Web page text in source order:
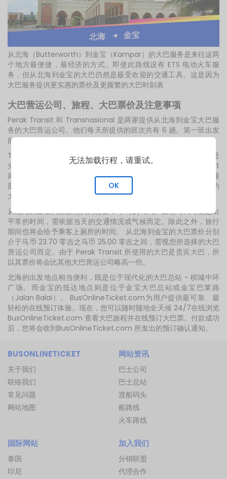
从北海（Butterworth）到金宝（Kampar）的大巴服务是来往这两
个地方最便捷，最经济的方式。即使此路线设有 ETS 电动火车服
务，但从北海到金宝的大巴仍然是最受欢迎的交通工具。这是因为
大巴服务提供更实惠的票价及更频繁的大巴时刻表
大巴营运公司、旅程、大巴票价及注意事项
Perak Transit 和 Transnasional 是两家提供从北海到金宝大巴服
务的大巴营运公司。他们每天所提供的班次共有 6 趟。第一班出发
的大巴于早上 11 时，而最后一班大巴则是在晚上 8 时 30 分出发。
Transnasional 所部署的大巴是 Classic Club Class 39 座，即是
分别拥有了 4 座位一排和3座位一排的座位设计。而 Perak Transit
则是使用贵宾（VIP）大巴服务其乘客，为乘客提供宽敞的座位和腿
部伸展空间。尽管如此，两家大巴运营公司仍是提供准时且优质的
大巴服务从北海前往金宝。
从北海到金宝大巴旅程大约需要 3 小时的时间。旅程时间可能超出
平常的时间，需依据当天的交通情况或气候而定。除此之外，旅行
期间也将会给予乘客上厕所的时间。 从北海到金宝的大巴票价分别
介于马币 23.70 零吉之马币 25.00 零吉之间，需视您所选择的大巴
营运公司而定。由于 Perak Transit 所使用的大巴是贵宾大巴，所
以其票价将会比其他大巴营运公司略高一些。
北海的出发地点相当便利，既是位于现代化的大巴总站 - 槟城中环
广场。而金宝的抵达地点则是位于金宝大巴总站或金宝巴莱路
（Jalan Balai）。 BusOnlineTicket.com为用户提供最可靠、最
轻松的在线预订体验。现在，您可以随时随地全天候 24/7在线浏览
BusOnlineTicket.com 查看大巴旅程并在线预订大巴票。付款成功
后，您将会收到BusOnlineTicket.com 所发出的预订确认通知。
BUSONLINETICKET
关于我们
联络我们
常见问题
网站地图
网站资讯
巴士公司
巴士总站
渡船码头
船路线
火车路线
国际网站
泰国
印尼
加入我们
分销联盟
代理合作
无法加载行程，请重试。
OK